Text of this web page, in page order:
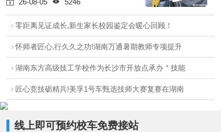
 26-08-05  5246
零距离见证成长,新生家长校园鉴定会暖心回顾！
怀师者匠心,行久久之功!湖南万通暑期教师专项提升
湖南东方高级技工学校作为长沙市开放点承办＂技能
匠心竞技砺精兵!美孚1号车甄选技师大赛复赛在湖南
线上即可预约校车免费接站